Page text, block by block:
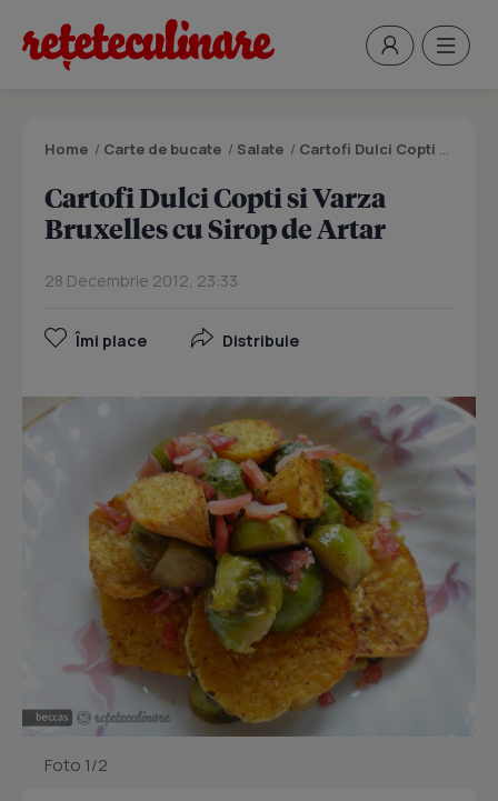
Home / Carte de bucate / Salate / Cartofi Dulci Copti si Varza Bruxelles cu Sirop de Artar
Cartofi Dulci Copti si Varza
Bruxelles cu Sirop de Artar
28 Decembrie 2012, 23:33
Îmi place Distribuie
Foto 1/2